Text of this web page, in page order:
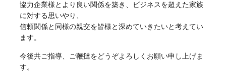
協力企業様とより良い関係を築き、ビジネスを超えた家族
に対する思いやり、
信頼関係と同様の親交を皆様と深めていきたいと考えてい
ます。
今後共ご指導、ご鞭撻をどうぞよろしくお願い申し上げま
す。